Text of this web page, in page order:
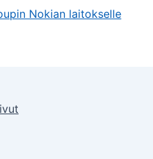
Nokian laitokselle